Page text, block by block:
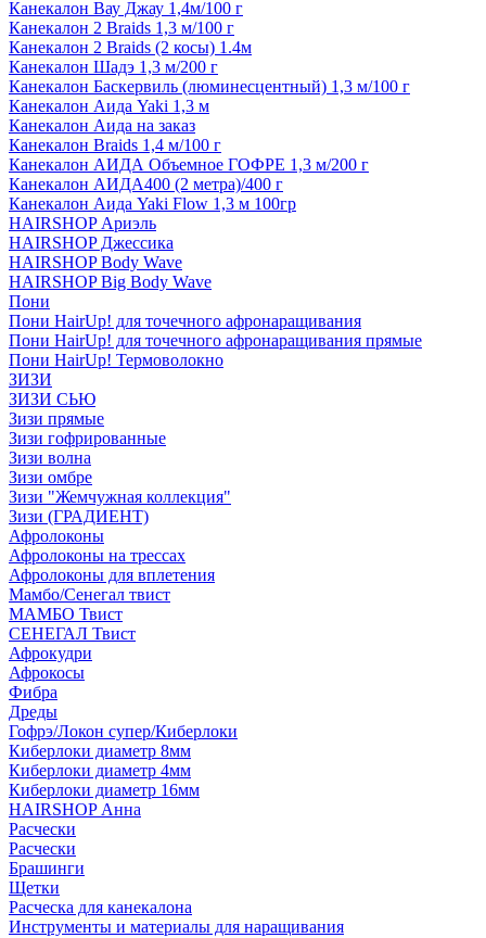
Канекалон Вау Джау 1,4м/100 г
Канекалон 2 Braids 1,3 м/100 г
Канекалон 2 Braids (2 косы) 1.4м
Канекалон Шадэ 1,3 м/200 г
Канекалон Баскервиль (люминесцентный) 1,3 м/100 г
Канекалон Аида Yaki 1,3 м
Канекалон Аида на заказ
Канекалон Braids 1,4 м/100 г
Канекалон АИДА Объемное ГОФРЕ 1,3 м/200 г
Канекалон АИДА400 (2 метра)/400 г
Канекалон Аида Yaki Flow 1,3 м 100гр
HAIRSHOP Ариэль
HAIRSHOP Джессика
HAIRSHOP Body Wave
HAIRSHOP Big Body Wave
Пони
Пони HairUp! для точечного афронаращивания
Пони HairUp! для точечного афронаращивания прямые
Пони HairUp! Термоволокно
ЗИЗИ
ЗИЗИ СЬЮ
Зизи прямые
Зизи гофрированные
Зизи волна
Зизи омбре
Зизи "Жемчужная коллекция"
Зизи (ГРАДИЕНТ)
Афролоконы
Афролоконы на трессах
Афролоконы для вплетения
Мамбо/Сенегал твист
МАМБО Твист
СЕНЕГАЛ Твист
Афрокудри
Афрокосы
Фибра
Дреды
Гофрэ/Локон супер/Киберлоки
Киберлоки диаметр 8мм
Киберлоки диаметр 4мм
Киберлоки диаметр 16мм
HAIRSHOP Анна
Расчески
Расчески
Брашинги
Щетки
Расческа для канекалона
Инструменты и материалы для наращивания